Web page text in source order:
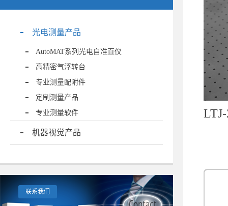
光电测量产品
AutoMAT系列光电自准直仪
高精密气浮转台
专业测量配附件
定制测量产品
专业测量软件
机器视觉产品
联系我们